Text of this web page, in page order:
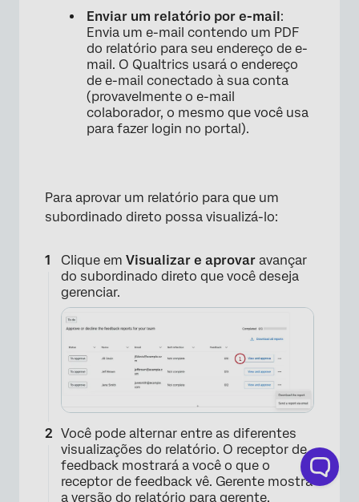
Enviar um relatório por e-mail :
Envia um e-mail contendo um PDF
do relatório para seu endereço de e-
mail. O Qualtrics usará o endereço
de e-mail conectado à sua conta
(provavelmente o e-mail
colaborador, o mesmo que você usa
para fazer login no portal).
Para aprovar um relatório para que um
subordinado direto possa visualizá-lo:
Clique em Visualizar e aprovar avançar
do subordinado direto que você deseja
gerenciar.
Você pode alternar entre as diferentes
visualizações do relatório. O receptor de
feedback mostrará a você o que o
receptor de feedback vê. Gerente mostra
a versão do relatório para gerente.